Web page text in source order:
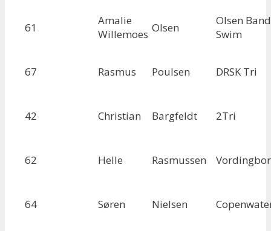
61
Amalie
Willemoes Olsen
Olsen
Swim
67 Rasmus Poulsen DRSK Tri
42 Christian Bargfeldt 2Tri
62 Helle Rasmussen
64 Søren Nielsen